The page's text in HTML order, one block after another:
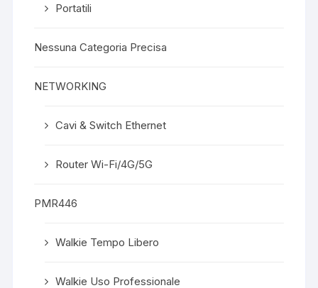
Portatili
Nessuna Categoria Precisa
NETWORKING
Cavi & Switch Ethernet
Router Wi-Fi/4G/5G
PMR446
Walkie Tempo Libero
Walkie Uso Professionale